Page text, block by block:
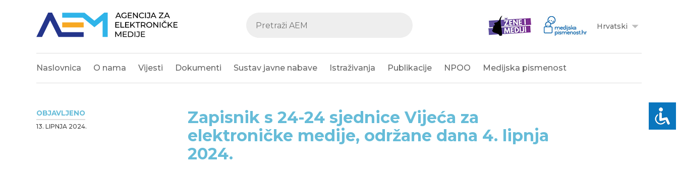
Hrvatski
Naslovnica O nama Vijesti Dokumenti Sustav javne nabave Istraživanja Publikacije NPOO Medijska pismenost
OBJAVLJENO
13. LIPNJA 2024.
Zapisnik s 24-24 sjednice Vijeća za
elektroničke medije, održane dana 4. lipnja
2024.